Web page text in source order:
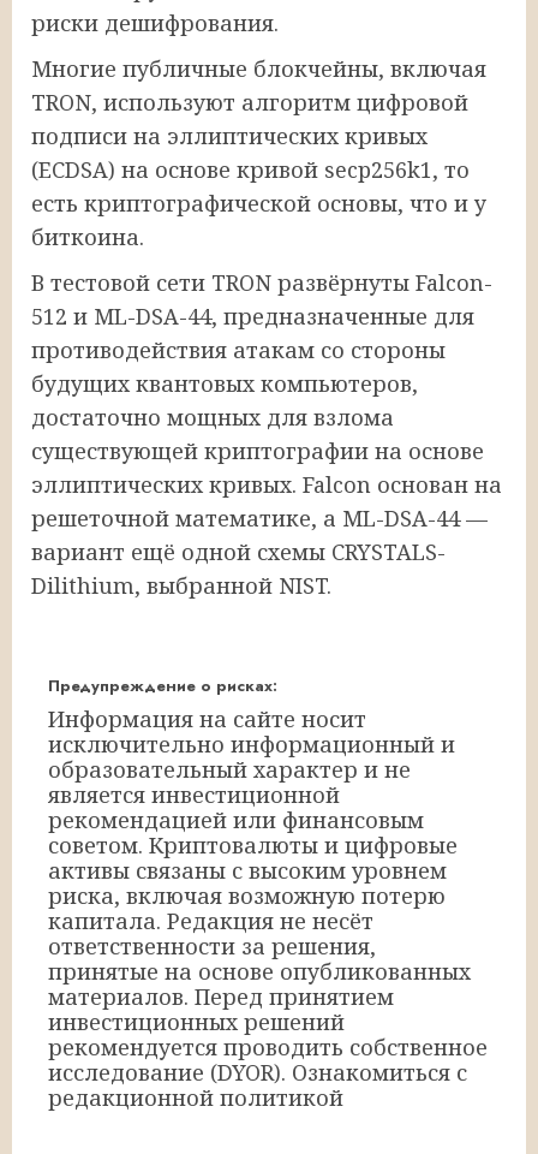
риски дешифрования.
Многие публичные блокчейны, включая
TRON, используют алгоритм цифровой
подписи на эллиптических кривых
(ECDSA) на основе кривой secp256k1, то
есть криптографической основы, что и у
биткоина.
В тестовой сети TRON развёрнуты Falcon-
512 и ML-DSA-44, предназначенные для
противодействия атакам со стороны
будущих квантовых компьютеров,
достаточно мощных для взлома
существующей криптографии на основе
эллиптических кривых. Falcon основан на
решеточной математике, а ML-DSA-44 —
вариант ещё одной схемы CRYSTALS-
Dilithium, выбранной NIST.
Предупреждение о рисках:
Информация на сайте носит
исключительно информационный и
образовательный характер и не
является инвестиционной
рекомендацией или финансовым
советом. Криптовалюты и цифровые
активы связаны с высоким уровнем
риска, включая возможную потерю
капитала. Редакция не несёт
ответственности за решения,
принятые на основе опубликованных
материалов. Перед принятием
инвестиционных решений
рекомендуется проводить собственное
исследование (DYOR). Ознакомиться с
редакционной политикой